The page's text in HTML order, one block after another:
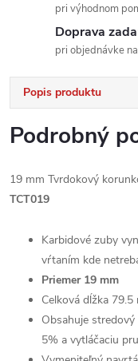
pri výhodnom
Doprava
pri objednávke
Popis produktu
Podrobný
19 mm Tvrdokový
TCT019
Karbidové zuby
vŕtaním kde
Priemer 19 mm
Celková dĺžka
Obsahuje
5% a vytláčaciu